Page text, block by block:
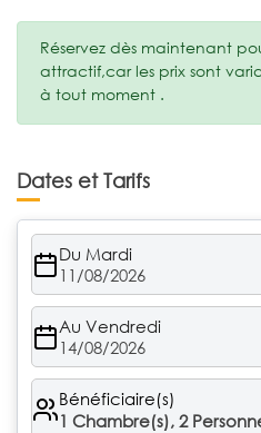
Réservez dès maintenant
attractif,car les prix sont
à tout moment .
Dates et Tarifs
Du Mardi
11/08/2026
Au Vendredi
14/08/2026
Bénéficiaire(s)
1 Chambre(s), 2